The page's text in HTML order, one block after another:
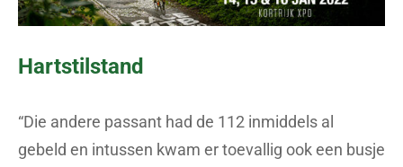
Hartstilstand
“Die andere passant had de 112 inmiddels al
gebeld en intussen kwam er toevallig ook een busje